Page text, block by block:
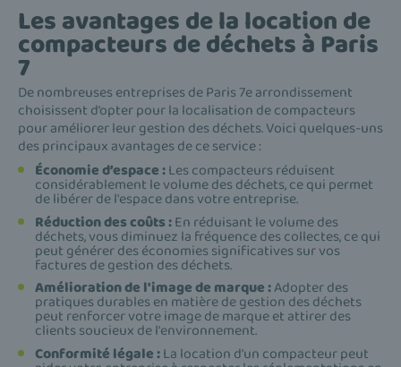
Les avantages de la location de
compacteurs de déchets à Paris
7
De nombreuses entreprises de Paris 7e arrondissement
choisissent d’opter pour la localisation de compacteurs
pour améliorer leur gestion des déchets. Voici quelques-uns
des principaux avantages de ce service :
Économie d’espace :Les compacteurs réduisent
considérablement le volume des déchets, ce qui permet
de libérer de l'espace dans votre entreprise.
Réduction des coûts :En réduisant le volume des
déchets, vous diminuez la fréquence des collectes, ce qui
peut générer des économies significatives sur vos
factures de gestion des déchets.
Amélioration de l'image de marque :Adopter des
pratiques durables en matière de gestion des déchets
peut renforcer votre image de marque et attirer des
clients soucieux de l'environnement.
Conformité légale :La location d’un compacteur peut